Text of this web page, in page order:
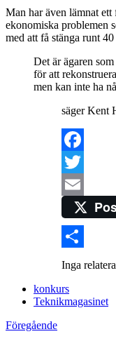
Man har även lämnat ett
ekonomiska problemen
med att få stänga runt
Det är ägaren
för att
men kan inte ha
säger Kent
Facebook
Twitter
Email
Dela
Inga
konkurs
Teknikmagasinet
Föregående